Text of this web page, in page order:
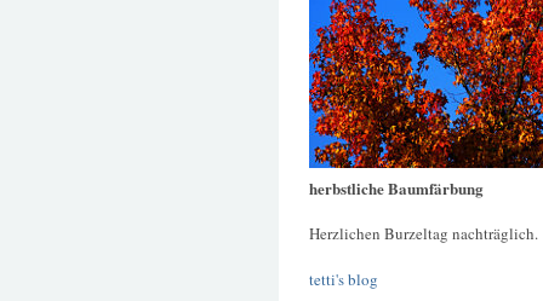
herbstliche Baumfärbung
Herzlichen Burzeltag nachträglich.
tetti's blog